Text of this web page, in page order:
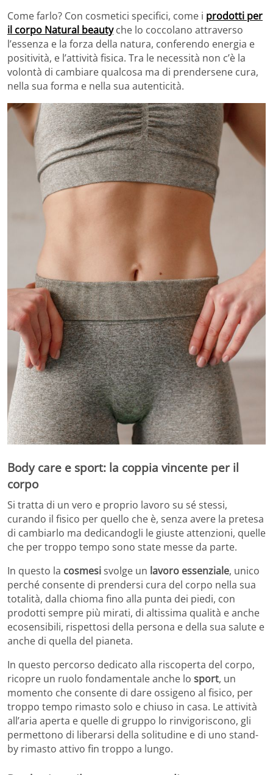
Come farlo? Con cosmetici specifici, come i prodotti per
il corpo Natural beautyche lo coccolano attraverso
l’essenza e la forza della natura, conferendo energia e
positività, e l’attività fisica. Tra le necessità non c’è la
volontà di cambiare qualcosa ma di prendersene cura,
nella sua forma e nella sua autenticità.
Body care e sport: la coppia vincente per il
corpo
Si tratta di un vero e proprio lavoro su sé stessi,
curando il fisico per quello che è, senza avere la pretesa
di cambiarlo ma dedicandogli le giuste attenzioni, quelle
che per troppo tempo sono state messe da parte.
In questo la cosmesisvolge un lavoro essenziale, unico
perché consente di prendersi cura del corpo nella sua
totalità, dalla chioma fino alla punta dei piedi, con
prodotti sempre più mirati, di altissima qualità e anche
ecosensibili, rispettosi della persona e della sua salute e
anche di quella del pianeta.
In questo percorso dedicato alla riscoperta del corpo,
ricopre un ruolo fondamentale anche lo sport, un
momento che consente di dare ossigeno al fisico, per
troppo tempo rimasto solo e chiuso in casa. Le attività
all’aria aperta e quelle di gruppo lo rinvigoriscono, gli
permettono di liberarsi della solitudine e di uno stand-
by rimasto attivo fin troppo a lungo.